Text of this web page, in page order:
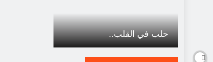
حلب في القلب..